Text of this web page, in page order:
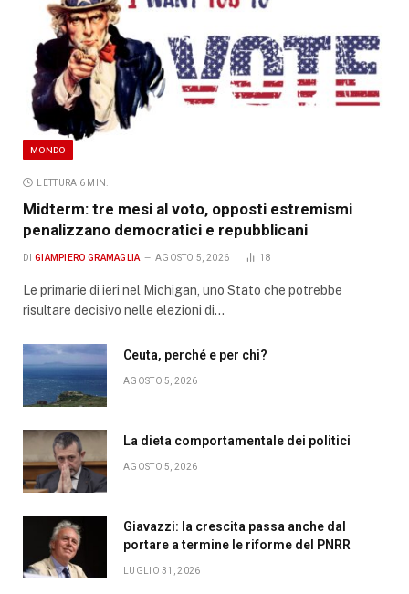
MONDO
LETTURA 6 MIN.
Midterm: tre mesi al voto, opposti estremismi
penalizzano democratici e repubblicani
DI GIAMPIERO GRAMAGLIA AGOSTO 5, 2026 18
Le primarie di ieri nel Michigan, uno Stato che potrebbe
risultare decisivo nelle elezioni di…
Ceuta, perché e per chi?
AGOSTO 5, 2026
La dieta comportamentale dei politici
AGOSTO 5, 2026
Giavazzi: la crescita passa anche dal
portare a termine le riforme del PNRR
LUGLIO 31, 2026